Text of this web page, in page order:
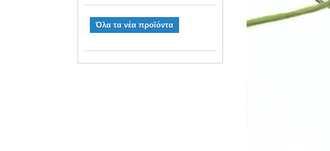
Όλα τα νέα προϊόντα